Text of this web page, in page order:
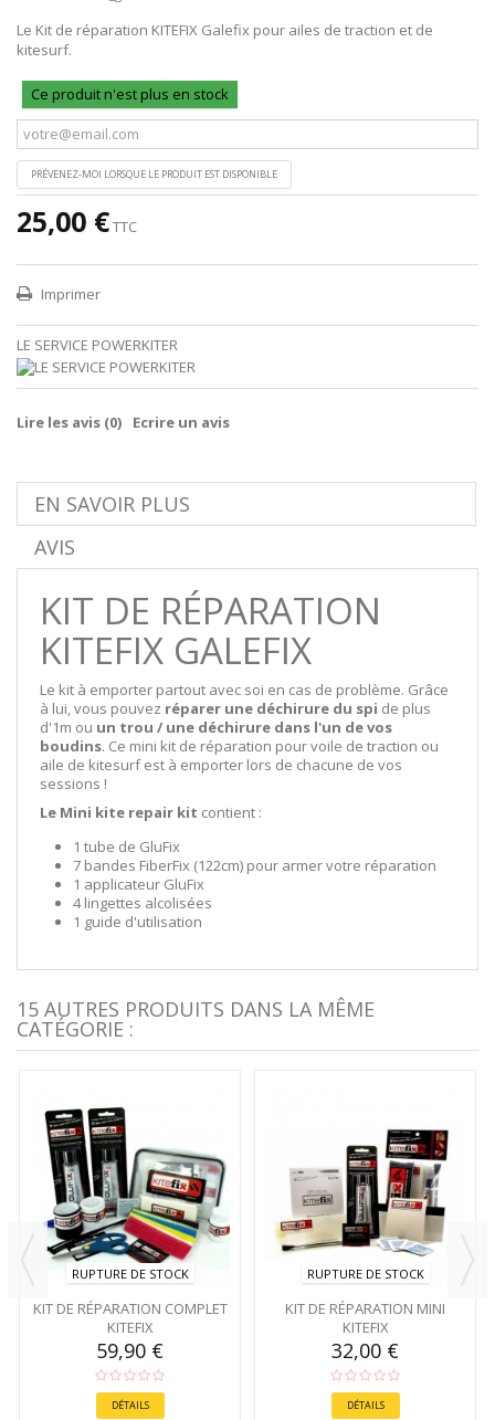
Le Kit de réparation KITEFIX Galefix pour ailes de traction et de
kitesurf.
Ce produit n'est plus en stock
PRÉVENEZ-MOI LORSQUE LE PRODUIT EST DISPONIBLE
25,00 €TTC
Imprimer
LE SERVICE POWERKITER
Lire les avis (0) Ecrire un avis
EN SAVOIR PLUS
AVIS
KIT DE RÉPARATION
KITEFIX GALEFIX
Le kit à emporter partout avec soi en cas de problème. Grâce
à lui, vous pouvez réparer une déchirure du spi de plus
d'1m ou un trou / une déchirure dans l'un de vos
boudins. Ce mini kit de réparation pour voile de traction ou
aile de kitesurf est à emporter lors de chacune de vos
sessions !
Le Mini kite repair kit contient :
1 tube de GluFix
7 bandes FiberFix (122cm) pour armer votre réparation
1 applicateur GluFix
4 lingettes alcolisées
1 guide d'utilisation
15 AUTRES PRODUITS DANS LA MÊME
CATÉGORIE :
RUPTURE DE STOCK
KIT DE RÉPARATION COMPLET
KITEFIX
59,90 €
DÉTAILS
RUPTURE DE STOCK
KIT DE RÉPARATION MINI
KITEFIX
32,00 €
DÉTAILS